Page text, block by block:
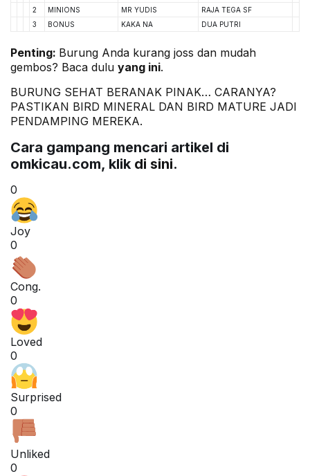
2
MINIONS MR YUDIS
RAJA TEGA SF
3
BONUS KAKA NA DUA PUTRI
Penting: Burung Anda kurang joss dan mudah
gembos? Baca dulu yang ini.
BURUNG SEHAT BERANAK PINAK… CARANYA?
PASTIKAN BIRD MINERAL DAN BIRD MATURE JADI
PENDAMPING MEREKA.
Cara gampang mencari artikel di
omkicau.com, klik di sini.
0
Joy
0
Cong.
0
Loved
0
Surprised
0
Unliked
0